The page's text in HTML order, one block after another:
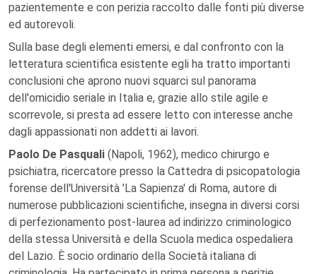
pazientemente e con perizia raccolto dalle fonti più diverse
ed autorevoli.
Sulla base degli elementi emersi, e dal confronto con la
letteratura scientifica esistente egli ha tratto importanti
conclusioni che aprono nuovi squarci sul panorama
dell'omicidio seriale in Italia e, grazie allo stile agile e
scorrevole, si presta ad essere letto con interesse anche
dagli appassionati non addetti ai lavori.
Paolo De Pasquali (Napoli, 1962), medico chirurgo e
psichiatra, ricercatore presso la Cattedra di psicopatologia
forense dell'Università 'La Sapienza' di Roma, autore di
numerose pubblicazioni scientifiche, insegna in diversi corsi
di perfezionamento post-laurea ad indirizzo criminologico
della stessa Università e della Scuola medica ospedaliera
del Lazio. È socio ordinario della Società italiana di